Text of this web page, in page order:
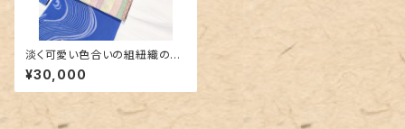
淡く可愛い色合いの組紐織の名
古屋帯
¥30,000